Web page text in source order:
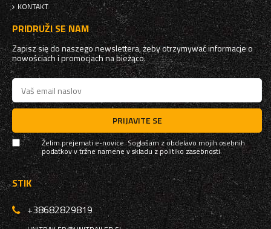
KONTAKT
PRIDRUŽI SE NAM
Zapisz się do naszego newslettera, żeby otrzymywać informacje o
nowościach i promocjach na bieżąco.
PRIJAVITE SE
Želim prejemati e-novice. Soglašam z obdelavo mojih osebnih
podatkov v tržne namene v skladu zpolitiko zasebnosti
STIK
+38682829819